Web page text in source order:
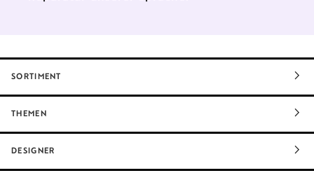
SORTIMENT
THEMEN
DESIGNER